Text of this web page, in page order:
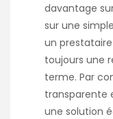
davantage
sur une
un
toujours une
terme. Par
transparente
une solution